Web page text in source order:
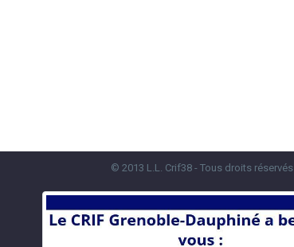
© 2013 L.L. Crif38 - Tous droits réservés